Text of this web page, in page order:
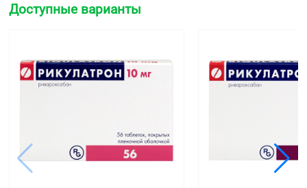
Доступные варианты